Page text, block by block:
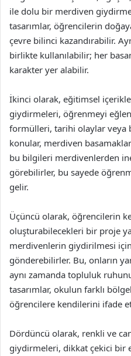
ile dolu bir merdiven
tasarımlar, öğrencilerin
çevre bilinci kazandırabilir.
birlikte kullanılabilir; her
karakter yer alabilir.
İkinci olarak, eğitimsel
giydirmeleri, öğrenmeyi
formülleri, tarihi olaylar veya
konular, merdiven
bu bilgileri merdivenlerden
görebilirler, bu sayede
gelir.
Üçüncü olarak, öğrencilerin
oluşturabilecekleri bir proje
merdivenlerin giydirilmesi için
gönderebilirler. Bu, onların
aynı zamanda topluluk
tasarımlar, okulun farklı
öğrencilere kendilerini ifade
Dördüncü olarak, renkli ve
giydirmeleri, dikkat çekici bir